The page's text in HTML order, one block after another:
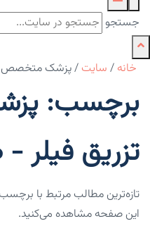
جستجو
خانه / سایت /پزشک متخصص
برچسب:
تزریق فیلر
تازه‌ترین مطالب مرتبط با
این صفحه مشاهده می‌کنید.